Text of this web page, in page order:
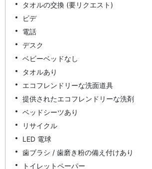
タオルの交換 (要リクエスト)
ビデ
電話
デスク
ベビーベッドなし
タオルあり
エコフレンドリーな洗面道具
提供されたエコフレンドリーな洗剤
ベッドシーツあり
リサイクル
LED 電球
歯ブラシ / 歯磨き粉の備え付けあり
トイレットペーパー